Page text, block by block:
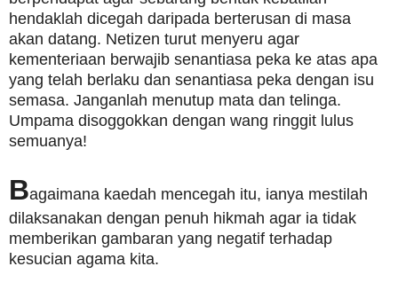
hendaklah dicegah daripada berterusan di masa
akan datang. Netizen turut menyeru agar
kementeriaan berwajib senantiasa peka ke atas apa
yang telah berlaku dan senantiasa peka dengan isu
semasa. Janganlah menutup mata dan telinga.
Umpama disoggokkan dengan wang ringgit lulus
semuanya!
Bagaimana kaedah mencegah itu, ianya mestilah
dilaksanakan dengan penuh hikmah agar ia tidak
memberikan gambaran yang negatif terhadap
kesucian agama kita.